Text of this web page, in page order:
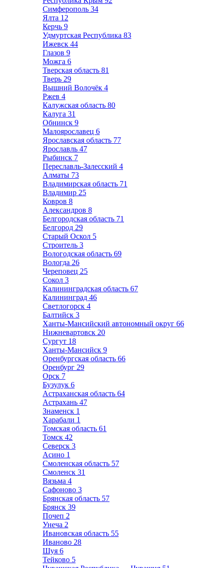
Симферополь 34
Ялта 12
Керчь 9
Удмуртская Республика 83
Ижевск 44
Глазов 9
Можга 6
Тверская область 81
Тверь 29
Вышний Волочёк 4
Ржев 4
Калужская область 80
Калуга 31
Обнинск 9
Малоярославец 6
Ярославская область 77
Ярославль 47
Рыбинск 7
Переславль-Залесский 4
Алматы 73
Владимирская область 71
Владимир 25
Ковров 8
Александров 8
Белгородская область 71
Белгород 29
Старый Оскол 5
Строитель 3
Вологодская область 69
Вологда 26
Череповец 25
Сокол 3
Калининградская область 67
Калининград 46
Светлогорск 4
Балтийск 3
Ханты-Мансийский автономный округ 66
Нижневартовск 20
Сургут 18
Ханты-Мансийск 9
Оренбургская область 66
Оренбург 29
Орск 7
Бузулук 6
Астраханская область 64
Астрахань 47
Знаменск 1
Харабали 1
Томская область 61
Томск 42
Северск 3
Асино 1
Смоленская область 57
Смоленск 31
Вязьма 4
Сафоново 3
Брянская область 57
Брянск 39
Почеп 2
Унеча 2
Ивановская область 55
Иваново 28
Шуя 6
Тейково 5